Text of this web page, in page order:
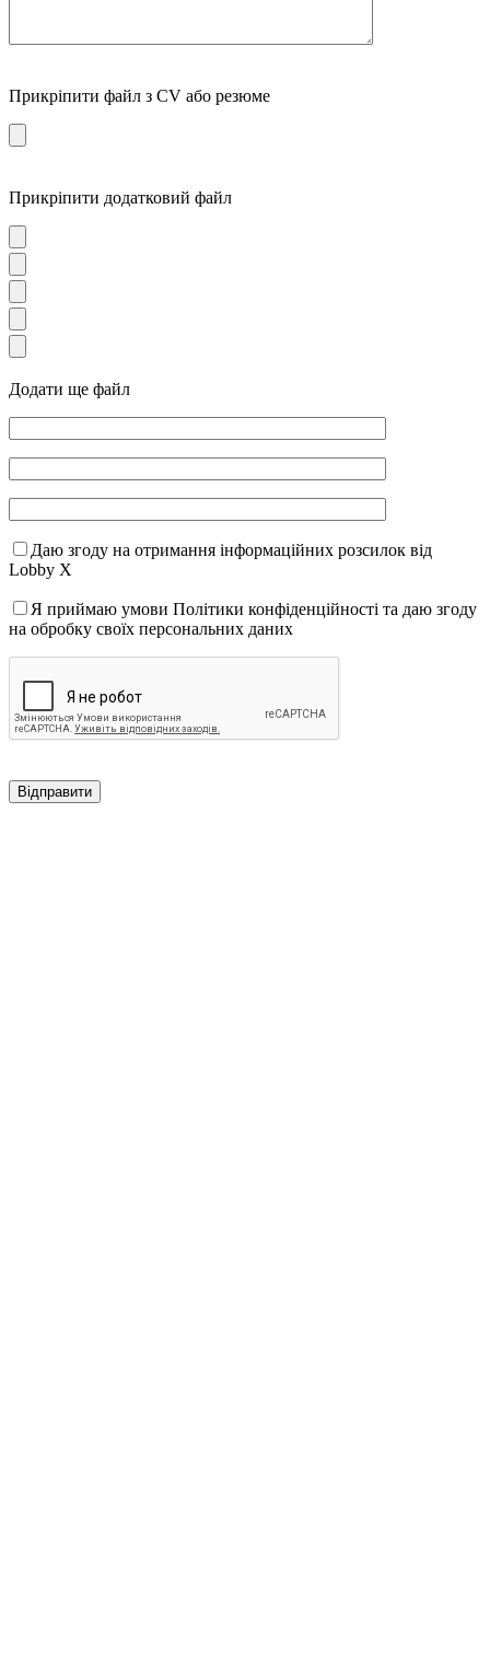
Прикріпити файл з CV або резюме
Прикріпити додатковий файл
Додати ще файл
Даю згоду на отримання інформаційних розсилок від
Lobby X
Я приймаю умови Політики конфіденційності та даю згоду
на обробку своїх персональних даних